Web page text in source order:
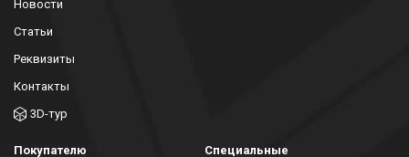
Новости
Статьи
Реквизиты
Контакты
3D-тур
Покупателю Специальные